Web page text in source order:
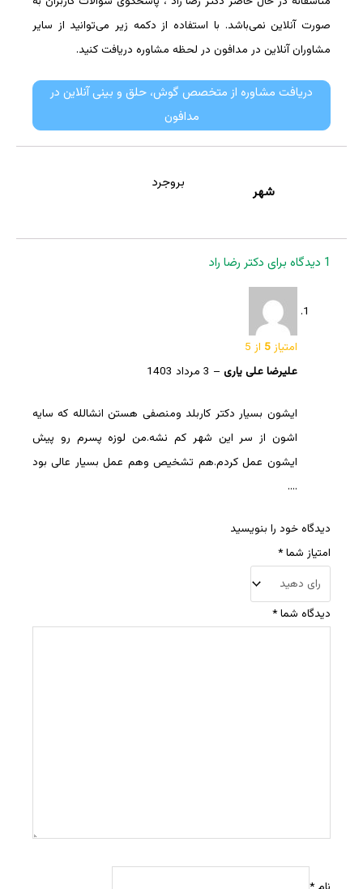
صورت آنلاین نمی‌باشد. با استفاده از دکمه زیر می‌توانید از سایر
مشاوران آنلاین در مدافون در لحظه مشاوره دریافت کنید.
دریافت مشاوره از متخصص گوش، حلق و بینی آنلاین در
مدافون
شهر
بروجرد
1 دیدگاه برای دکتر رضا راد
امتیاز5 از 5
علیرضا علی یاری – 3 مرداد 1403
ایشون بسیار دکتر کاربلد ومنصفی هستن انشالله که سایه
اشون از سر این شهر کم نشه.من لوزه پسرم رو پیش
ایشون عمل کردم.هم تشخیص وهم عمل بسیار عالی بود
….
دیدگاه خود را بنویسید
امتیاز شما*
دیدگاه شما*